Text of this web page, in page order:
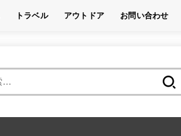
トラベル アウトドア お問い合わせ